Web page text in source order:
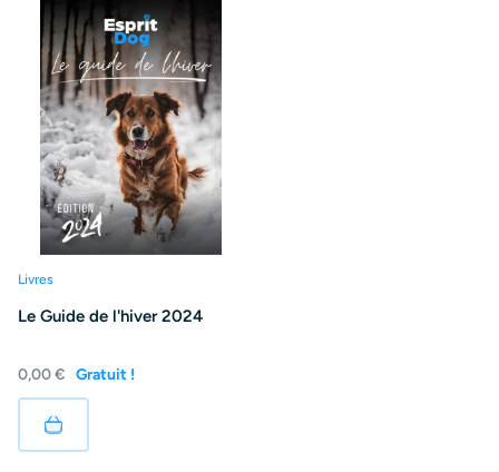
Livres
Le Guide de l'hiver 2024
0,00 € Gratuit !